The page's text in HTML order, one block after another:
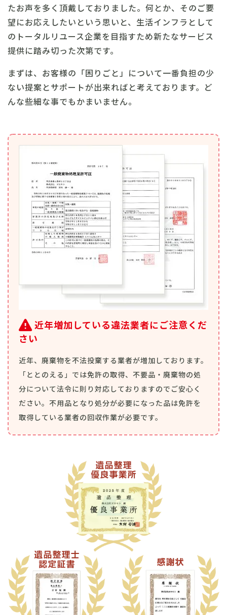
たお声を多く頂戴しておりました。何とか、そのご要
望にお応えしたいという思いと、生活インフラとして
のトータルリユース企業を目指すため新たなサービス
提供に踏み切った次第です。
まずは、お客様の「困りごと」について一番負担の少
ない提案とサポートが出来ればと考えております。ど
んな些細な事でもかまいません。
近年増加している違法業者にご注意くだ
さい
近年、廃棄物を不法投棄する業者が増加しております。
「ととのえる」では免許の取得、不要品・廃棄物の処
分について法令に則り対応しておりますのでご安心く
ださい。不用品となり処分が必要になった品は免許を
取得している業者の回収作業が必要です。